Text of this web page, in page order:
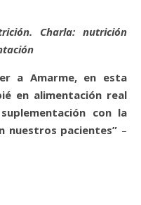
Charla: nutrición
a Amarme, en esta
en alimentación real
con la
nuestros pacientes” –